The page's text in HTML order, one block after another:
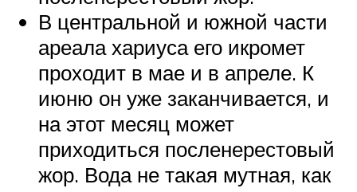
В центральной и южной части
ареала хариуса его икромет
проходит в мае и в апреле. К
июню он уже заканчивается, и
на этот месяц может
приходиться посленерестовый
жор. Вода не такая мутная, как